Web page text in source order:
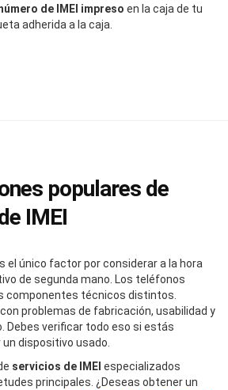
de IMEI impreso en la caja de tu
adherida a la caja.
populares de
IMEI
el único factor por considerar a la hora
de segunda mano. Los teléfonos
componentes técnicos distintos.
problemas de fabricación, usabilidad y
Debes verificar todo eso si estás
dispositivo usado.
servicios de IMEI especializados
principales. ¿Deseas obtener un